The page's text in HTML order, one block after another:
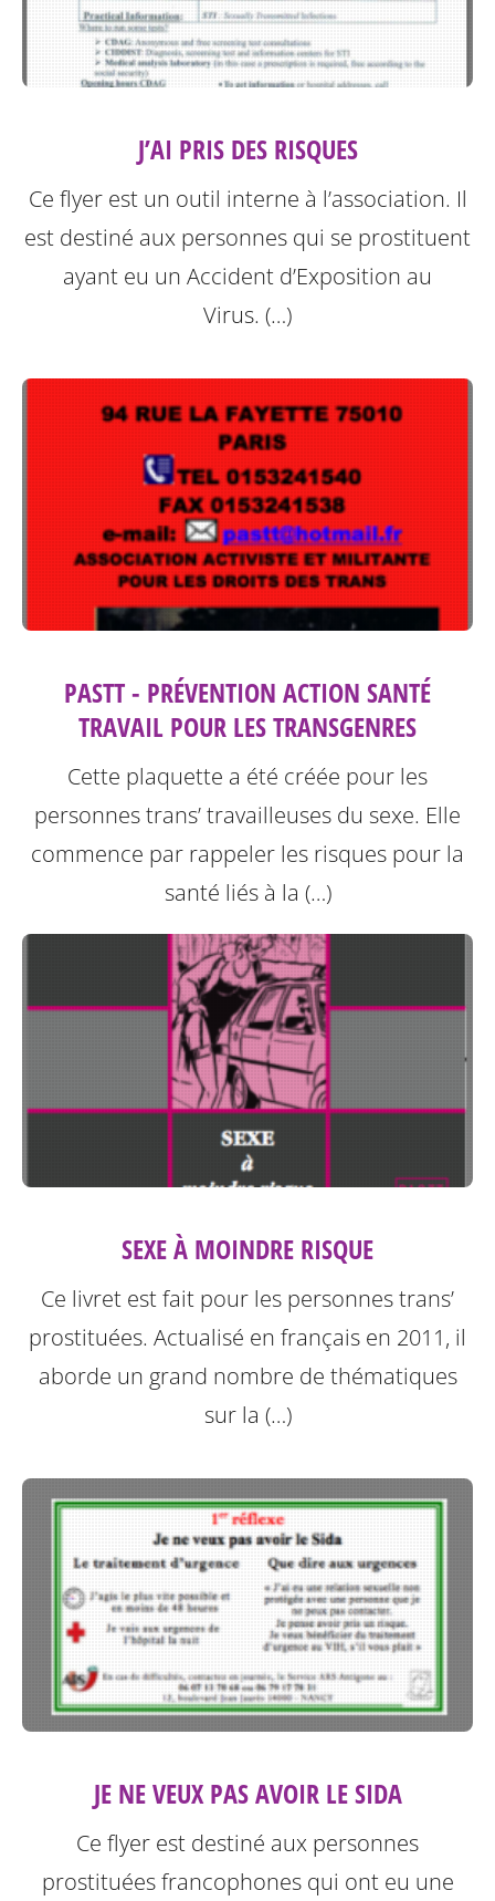
J’AI PRIS DES RISQUES
Ce flyer est un outil interne à l’association. Il
est destiné aux personnes qui se prostituent
ayant eu un Accident d’Exposition au
Virus. (…)
PASTT - PRÉVENTION ACTION SANTÉ
TRAVAIL POUR LES TRANSGENRES
Cette plaquette a été créée pour les
personnes trans’ travailleuses du sexe. Elle
commence par rappeler les risques pour la
santé liés à la (…)
SEXE À MOINDRE RISQUE
Ce livret est fait pour les personnes trans’
prostituées. Actualisé en français en 2011, il
aborde un grand nombre de thématiques
sur la (…)
JE NE VEUX PAS AVOIR LE SIDA
Ce flyer est destiné aux personnes
prostituées francophones qui ont eu une